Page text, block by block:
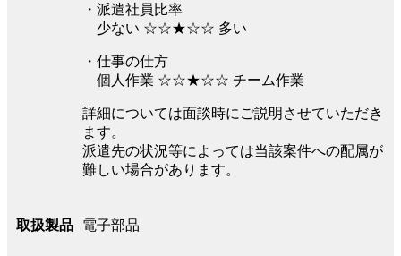
・派遣社員比率
少ない ☆☆★☆☆ 多い
・仕事の仕方
個人作業 ☆☆★☆☆ チーム作業
詳細については面談時にご説明させていただき
ます。
派遣先の状況等によっては当該案件への配属が
難しい場合があります。
取扱製品 電子部品